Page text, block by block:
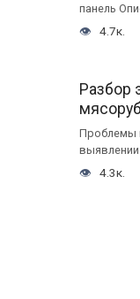
панель
4.7к.
Разбор
Проблемы
4.3к.